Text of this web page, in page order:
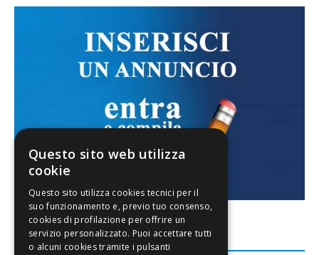
FACEBOOK
Questo sito web utilizza
cookie